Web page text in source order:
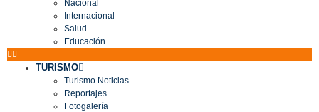
Nacional
Internacional
Salud
Educación
TURISMO
Turismo Noticias
Reportajes
Fotogalería